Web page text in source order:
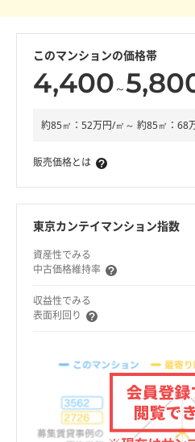
このマンションの価格帯
4,400 ～
約85㎡：52万円/㎡～ 約85㎡：68
販売価格とは
東京カンテイマンション指数
資産性でみる
中古価格維持率
収益性でみる
表面利回り